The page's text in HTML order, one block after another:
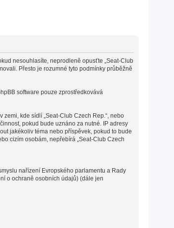
nesouhlasíte, neprodleně opusťte „Seat-Club
Přesto je rozumné tyto podmínky průběžně
software pouze zprostředkovává
kde sídlí „Seat-Club Czech Rep.“, nebo
pokud bude uznáno za nutné. IP adresy
jakékoliv téma nebo příspěvek, pokud to bude
cizím osobám, nepřebírá „Seat-Club Czech
nařízení Evropského parlamentu a Rady
o ochraně osobních údajů) (dále jen